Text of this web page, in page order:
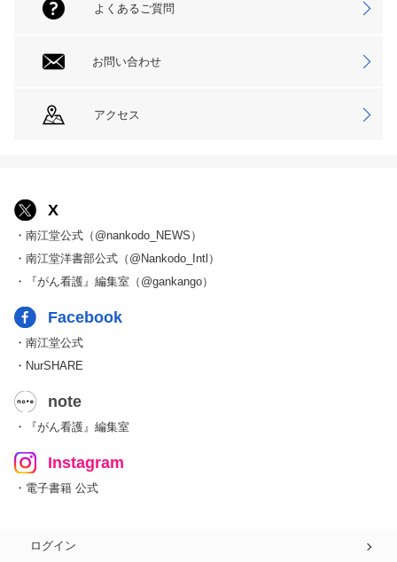
よくあるご質問
お問い合わせ
アクセス
X
・南江堂公式（@nankodo_NEWS）
・南江堂洋書部公式（@Nankodo_Intl）
・『がん看護』編集室（@gankango）
Facebook
・南江堂公式
・NurSHARE
note
・『がん看護』編集室
Instagram
・電子書籍 公式
ログイン